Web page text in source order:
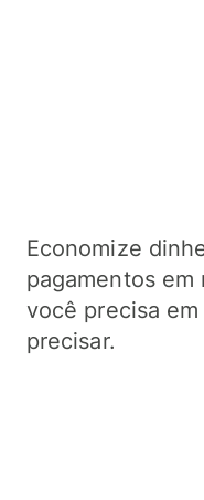
Economize
pagamentos
você precisa
precisar.